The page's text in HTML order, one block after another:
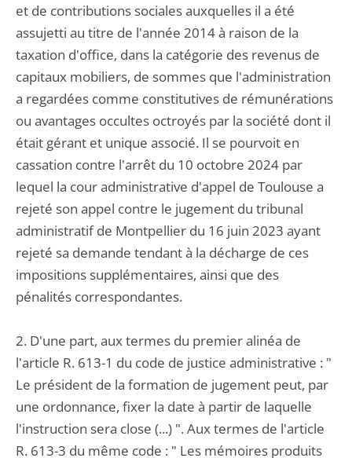
et de contributions sociales auxquelles il a été
assujetti au titre de l'année 2014 à raison de la
taxation d'office, dans la catégorie des revenus de
capitaux mobiliers, de sommes que l'administration
a regardées comme constitutives de rémunérations
ou avantages occultes octroyés par la société dont il
était gérant et unique associé. Il se pourvoit en
cassation contre l'arrêt du 10 octobre 2024 par
lequel la cour administrative d'appel de Toulouse a
rejeté son appel contre le jugement du tribunal
administratif de Montpellier du 16 juin 2023 ayant
rejeté sa demande tendant à la décharge de ces
impositions supplémentaires, ainsi que des
pénalités correspondantes.
2. D'une part, aux termes du premier alinéa de
l'article R. 613-1 du code de justice administrative : "
Le président de la formation de jugement peut, par
une ordonnance, fixer la date à partir de laquelle
l'instruction sera close (...) ". Aux termes de l'article
R. 613-3 du même code : " Les mémoires produits